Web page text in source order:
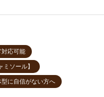
対応可能
ソール】
型に自信がない方へ